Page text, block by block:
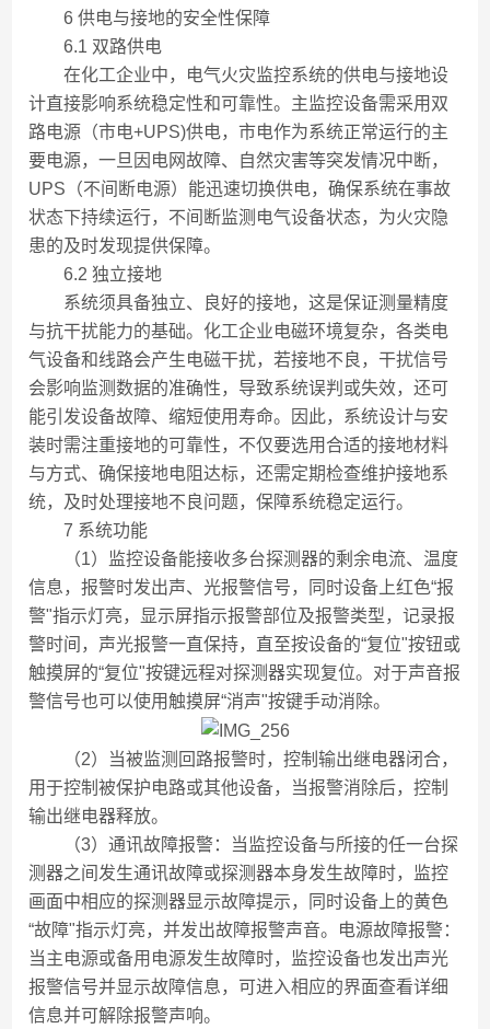
6 供电与接地的安全性保障
6.1 双路供电
在化工企业中，电气火灾监控系统的供电与接地设
计直接影响系统稳定性和可靠性。主监控设备需采用双
路电源（市电+UPS)供电，市电作为系统正常运行的主
要电源，一旦因电网故障、自然灾害等突发情况中断，
UPS（不间断电源）能迅速切换供电，确保系统在事故
状态下持续运行，不间断监测电气设备状态，为火灾隐
患的及时发现提供保障。
6.2 独立接地
系统须具备独立、良好的接地，这是保证测量精度
与抗干扰能力的基础。化工企业电磁环境复杂，各类电
气设备和线路会产生电磁干扰，若接地不良，干扰信号
会影响监测数据的准确性，导致系统误判或失效，还可
能引发设备故障、缩短使用寿命。因此，系统设计与安
装时需注重接地的可靠性，不仅要选用合适的接地材料
与方式、确保接地电阻达标，还需定期检查维护接地系
统，及时处理接地不良问题，保障系统稳定运行。
7 系统功能
（1）监控设备能接收多台探测器的剩余电流、温度
信息，报警时发出声、光报警信号，同时设备上红色“报
警"指示灯亮，显示屏指示报警部位及报警类型，记录报
警时间，声光报警一直保持，直至按设备的“复位"按钮或
触摸屏的“复位"按键远程对探测器实现复位。对于声音报
警信号也可以使用触摸屏“消声"按键手动消除。
（2）当被监测回路报警时，控制输出继电器闭合，
用于控制被保护电路或其他设备，当报警消除后，控制
输出继电器释放。
（3）通讯故障报警：当监控设备与所接的任一台探
测器之间发生通讯故障或探测器本身发生故障时，监控
画面中相应的探测器显示故障提示，同时设备上的黄色
“故障"指示灯亮，并发出故障报警声音。电源故障报警：
当主电源或备用电源发生故障时，监控设备也发出声光
报警信号并显示故障信息，可进入相应的界面查看详细
信息并可解除报警声响。